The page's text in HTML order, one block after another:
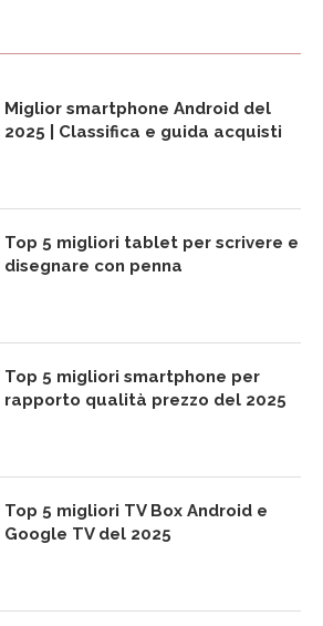
Miglior smartphone Android del
2025 | Classifica e guida acquisti
Top 5 migliori tablet per scrivere e
disegnare con penna
Top 5 migliori smartphone per
rapporto qualità prezzo del 2025
Top 5 migliori TV Box Android e
Google TV del 2025